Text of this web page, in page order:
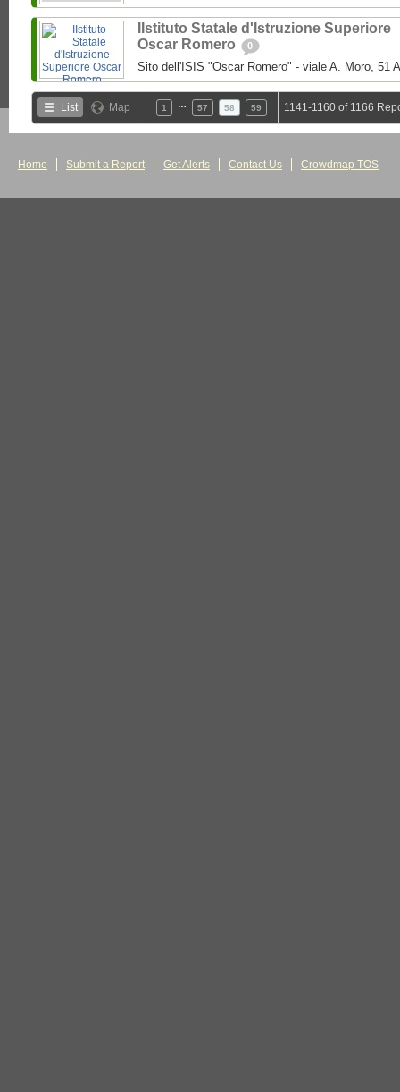
IIstituto Statale d'Istruzione Superiore
Oscar Romero
0
Sito dell'ISIS "Oscar Romero" - viale A. Moro, 51
List Map 1 57 58 59 1141-1160 of 1166
Home Submit a Report Get Alerts Contact Us Crowdmap TOS